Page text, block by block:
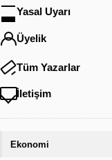
Yasal Uyarı
Üyelik
Tüm Yazarlar
İletişim
Ekonomi